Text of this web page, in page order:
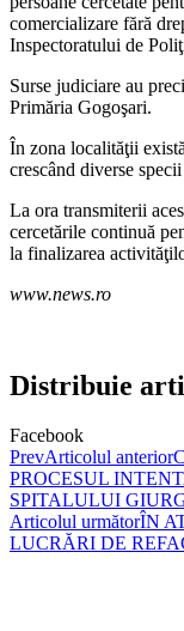
comercializare fără
Inspectoratului de
Surse judiciare au
Primăria Gogoşari.
În zona localităţii
crescând diverse specii
La ora transmiterii
cercetările continuă
la finalizarea
www.news.ro
Distribuie
Facebook
PrevArticolul anterior
PROCESUL
SPITALULUI
Articolul următorÎN
LUCRĂRI DE